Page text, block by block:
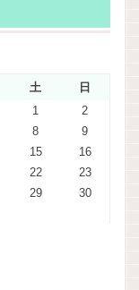
土
日
1
2
8
9
15
16
22
23
29
30